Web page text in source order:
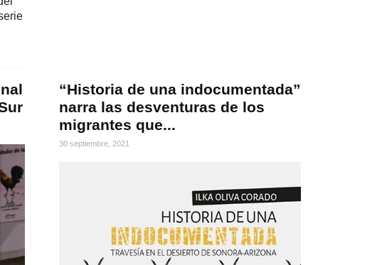
“Historia de una indocumentada”
narra las desventuras de los
migrantes que...
30 septiembre, 2021